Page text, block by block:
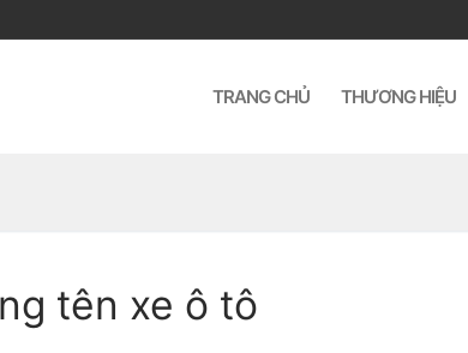
TRANG CHỦ THƯƠNG HIỆU
tên xe ô tô